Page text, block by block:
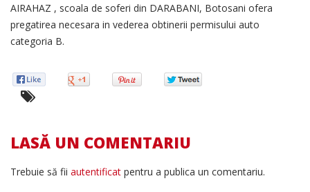
AIRAHAZ , scoala de soferi din DARABANI, Botosani ofera
pregatirea necesara in vederea obtinerii permisului auto
categoria B.
LASĂ UN COMENTARIU
Trebuie să fii autentificat pentru a publica un comentariu.